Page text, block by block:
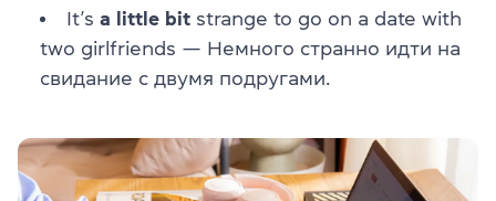
It’s a little bit strange to go on a date with
two girlfriends — Немного странно идти на
свидание с двумя подругами.